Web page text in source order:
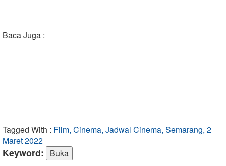
Baca Juga :
Tagged With : Film, Cinema, Jadwal Cinema, Semarang, 2
Maret 2022
Keyword: